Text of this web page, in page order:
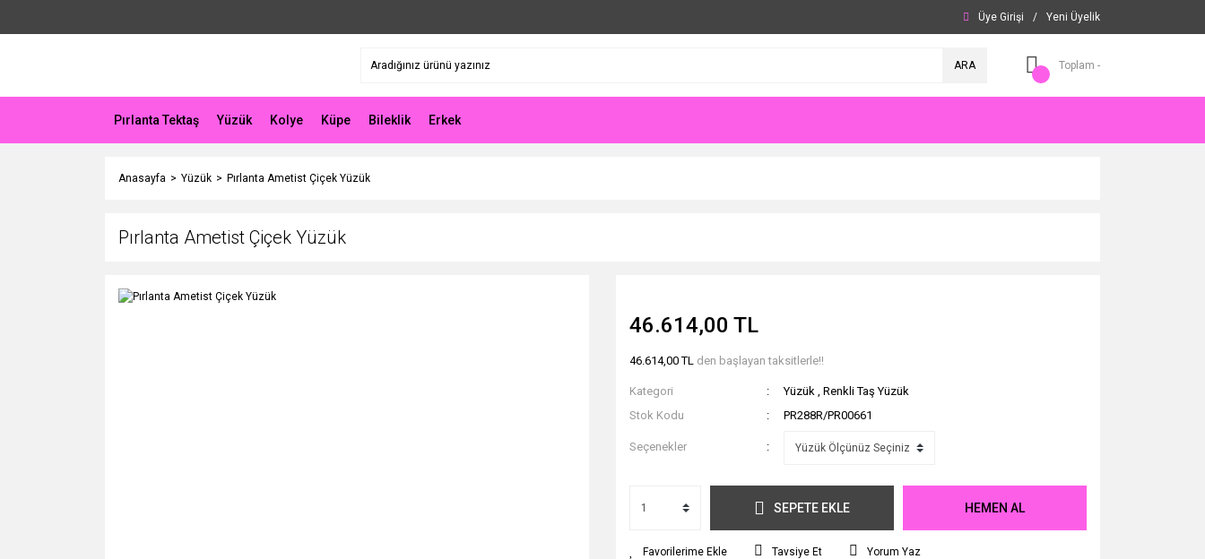
Üye Girişi / Yeni Üyelik
ARA Toplam -
Pırlanta Tektaş Yüzük Kolye Küpe Bileklik Erkek
Anasayfa Yüzük Pırlanta Ametist Çiçek Yüzük
Pırlanta Ametist Çiçek Yüzük
46.614,00 TL
46.614,00 TL den başlayan taksitlerle!!
Kategori Yüzük , Renkli Taş Yüzük
Stok Kodu
PR288R/PR00661
Seçenekler
SEPETE EKLE HEMEN AL
Tavsiye Et Yorum Yaz